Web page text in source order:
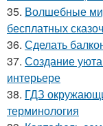
35. Волшебные
бесплатных
36. Сделать
37. Создание
интерьере
38. ГДЗ
терминология